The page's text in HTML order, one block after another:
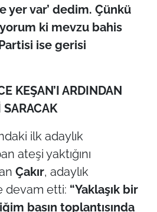
yer var’ dedim. Çünkü
ki mevzu bahis
ise gerisi
KEŞAN’I ARDINDAN
SARACAK
ilk adaylık
ateşi yaktığını
Çakır, adaylık
devam etti: “Yaklaşık bir
basın toplantısında